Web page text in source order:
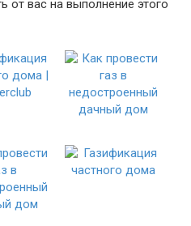
от вас на выполнение этого